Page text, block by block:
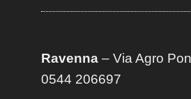
Ravenna– Via Agro
0544 206697